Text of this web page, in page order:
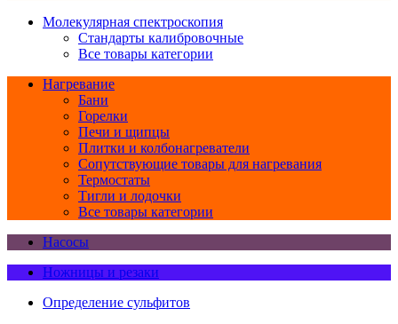
Молекулярная спектроскопия
Стандарты калибровочные
Все товары категории
Нагревание
Бани
Горелки
Печи и щипцы
Плитки и колбонагреватели
Сопутствующие товары для нагревания
Термостаты
Тигли и лодочки
Все товары категории
Насосы
Ножницы и резаки
Определение сульфитов